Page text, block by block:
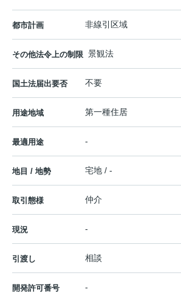
都市計画 非線引区域
その他法令上の制限 景観法
国土法届出要否 不要
用途地域 第一種住居
最適用途 -
地目 / 地勢 宅地 / -
取引態様 仲介
現況 -
引渡し 相談
開発許可番号 -